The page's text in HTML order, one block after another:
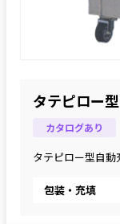
タテピロー
カタログあり
タテピロー型自動
包装・充填